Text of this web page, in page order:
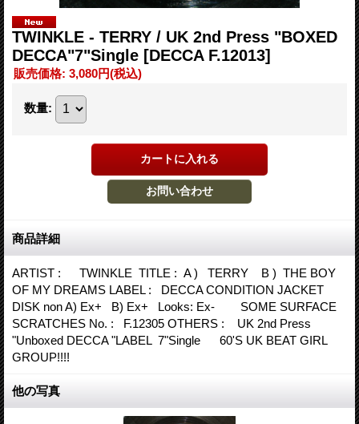
TWINKLE - TERRY / UK 2nd Press "BOXED
DECCA"7"Single [DECCA F.12013]
販売価格: 3,080円(税込)
数量:
商品詳細
ARTIST : TWINKLE TITLE : A ) TERRY B ) THE BOY
OF MY DREAMS LABEL : DECCA CONDITION JACKET
DISK non A) Ex+ B) Ex+ Looks: Ex- SOME SURFACE
SCRATCHES No. : F.12305 OTHERS : UK 2nd Press
"Unboxed DECCA "LABEL 7"Single 60'S UK BEAT GIRL
GROUP!!!!
他の写真